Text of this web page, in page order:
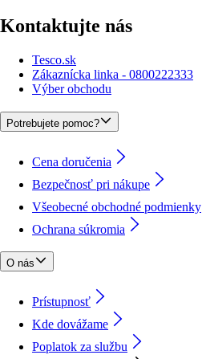
Kontaktujte nás
Tesco.sk
Zákaznícka linka - 0800222333
Výber obchodu
Potrebujete pomoc?
Cena doručenia
Bezpečnosť pri nákupe
Všeobecné obchodné podmienky
Ochrana súkromia
O nás
Prístupnosť
Kde dovážame
Poplatok za službu